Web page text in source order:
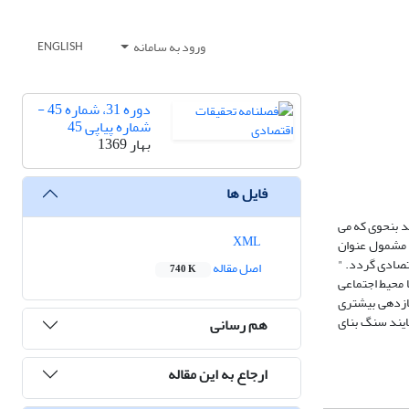
ورود به سامانه ENGLISH
بنحوی که می
مشمول عنوان
گردد. "
محیط اجتماعی
بیشتری
سنگ بنای
دوره 31، شماره 45 -
شماره پیاپی 45
بهار 1369
فایل ها
اصل مقاله
740 K
هم رسانی
ارجاع به این مقاله